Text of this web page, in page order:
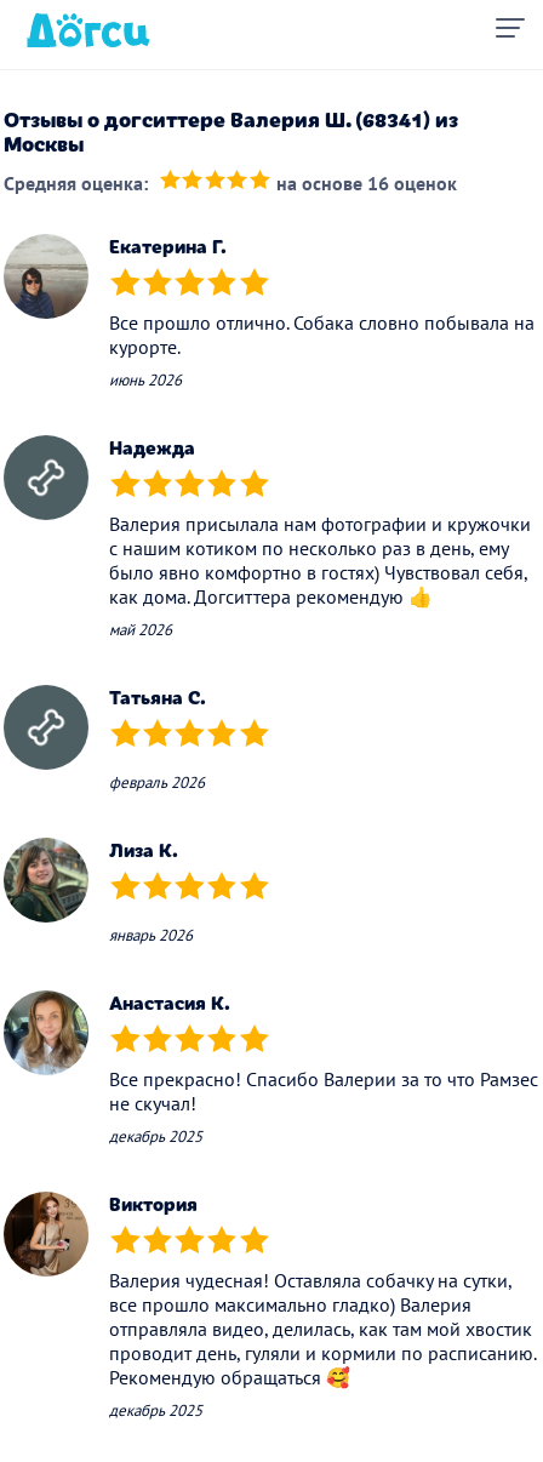
Отзывы о догситтере Валерия Ш. (68341) из
Москвы
Средняя оценка: на основе 16 оценок
Екатерина Г.
(*) (*) (*) (*) (*)
Все прошло отлично. Собака словно побывала на
курорте.
июнь 2026
Надежда
(*) (*) (*) (*) (*)
Валерия присылала нам фотографии и кружочки
с нашим котиком по несколько раз в день, ему
было явно комфортно в гостях) Чувствовал себя,
как дома. Догситтера рекомендую 👍
май 2026
Татьяна С.
(*) (*) (*) (*) (*)
февраль 2026
Лиза К.
(*) (*) (*) (*) (*)
январь 2026
Анастасия К.
(*) (*) (*) (*) (*)
Все прекрасно! Спасибо Валерии за то что Рамзес
не скучал!
декабрь 2025
Виктория
(*) (*) (*) (*) (*)
Валерия чудесная! Оставляла собачку на сутки,
все прошло максимально гладко) Валерия
отправляла видео, делилась, как там мой хвостик
проводит день, гуляли и кормили по расписанию.
Рекомендую обращаться 🥰
декабрь 2025